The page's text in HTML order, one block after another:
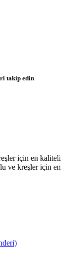
takip edin
için en kaliteli
ve kreşler için en